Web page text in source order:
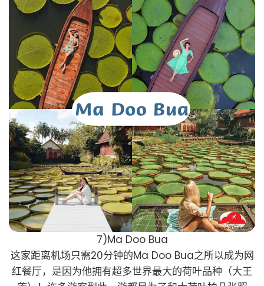
7)Ma Doo Bua
这家距离机场只需20分钟的Ma Doo Bua之所以成为网
红餐厅，是因为他拥有超多世界最大的荷叶品种（大王